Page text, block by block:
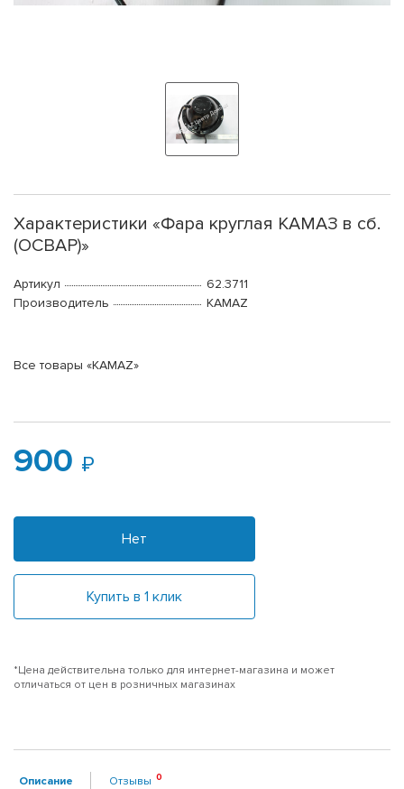
Характеристики «Фара круглая КАМАЗ в сб.
(ОСВАР)»
Артикул
62.3711
Производитель
KAMAZ
Все товары «KAMAZ»
900
Нет
Купить в 1 клик
*Цена действительна только для интернет-магазина и может
отличаться от цен в розничных магазинах
Описание Отзывы